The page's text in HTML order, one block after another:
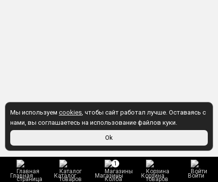
Главная Каталог Магазины
1
Корзина
Войти
Мы используем cookies, чтобы сайт работал лучше. Оставаясь с
нами, вы соглашаетесь на использование файлов куки.
Ok